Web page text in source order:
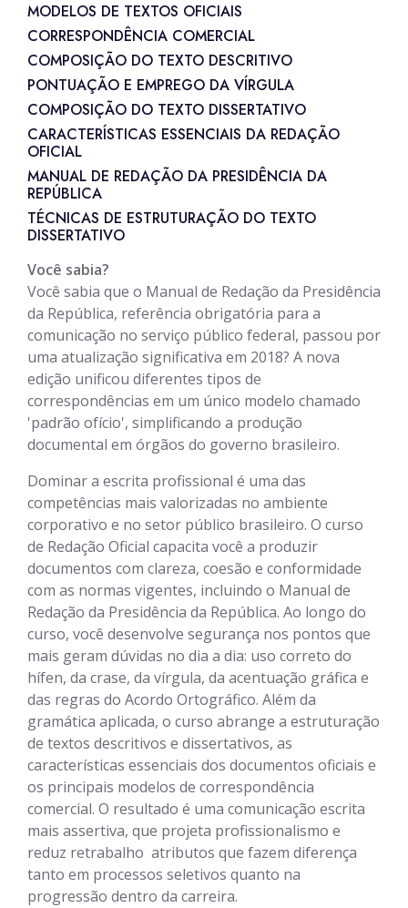
MODELOS DE TEXTOS OFICIAIS
CORRESPONDÊNCIA COMERCIAL
COMPOSIÇÃO DO TEXTO DESCRITIVO
PONTUAÇÃO E EMPREGO DA VÍRGULA
COMPOSIÇÃO DO TEXTO DISSERTATIVO
CARACTERÍSTICAS ESSENCIAIS DA REDAÇÃO
OFICIAL
MANUAL DE REDAÇÃO DA PRESIDÊNCIA DA
REPÚBLICA
TÉCNICAS DE ESTRUTURAÇÃO DO TEXTO
DISSERTATIVO
Você sabia?
Você sabia que o Manual de Redação da Presidência
da República, referência obrigatória para a
comunicação no serviço público federal, passou por
uma atualização significativa em 2018? A nova
edição unificou diferentes tipos de
correspondências em um único modelo chamado
'padrão ofício', simplificando a produção
documental em órgãos do governo brasileiro.
Dominar a escrita profissional é uma das
competências mais valorizadas no ambiente
corporativo e no setor público brasileiro. O curso
de Redação Oficial capacita você a produzir
documentos com clareza, coesão e conformidade
com as normas vigentes, incluindo o Manual de
Redação da Presidência da República. Ao longo do
curso, você desenvolve segurança nos pontos que
mais geram dúvidas no dia a dia: uso correto do
hífen, da crase, da vírgula, da acentuação gráfica e
das regras do Acordo Ortográfico. Além da
gramática aplicada, o curso abrange a estruturação
de textos descritivos e dissertativos, as
características essenciais dos documentos oficiais e
os principais modelos de correspondência
comercial. O resultado é uma comunicação escrita
mais assertiva, que projeta profissionalismo e
reduz retrabalho  atributos que fazem diferença
tanto em processos seletivos quanto na
progressão dentro da carreira.